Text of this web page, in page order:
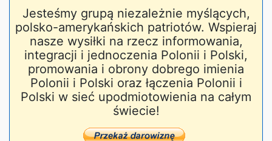
Jesteśmy grupą niezależnie myślących,
polsko-amerykańskich patriotów. Wspieraj
nasze wysiłki na rzecz informowania,
integracji i jednoczenia Polonii i Polski,
promowania i obrony dobrego imienia
Polonii i Polski oraz łączenia Polonii i
Polski w sieć upodmiotowienia na całym
świecie!